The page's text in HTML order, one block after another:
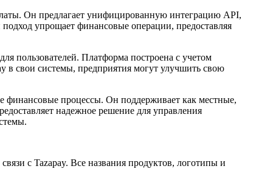
Он предлагает унифицированную интеграцию API,
упрощает финансовые операции, предоставляя
пользователей. Платформа построена с учетом
в свои системы, предприятия могут улучшить свою
финансовые процессы. Он поддерживает как местные,
надежное решение для управления
с Tazapay. Все названия продуктов, логотипы и